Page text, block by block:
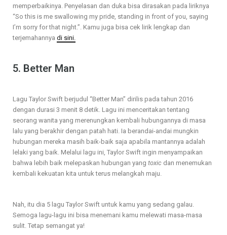
memperbaikinya. Penyelasan dan duka bisa dirasakan pada liriknya
“So this is me swallowing my pride, standing in front of you, saying
I’m sorry for that night.”. Kamu juga bisa cek lirik lengkap dan
terjemahannya di sini.
5. Better Man
Lagu Taylor Swift berjudul “Better Man” dirilis pada tahun 2016
dengan durasi 3 menit 8 detik. Lagu ini menceritakan tentang
seorang wanita yang merenungkan kembali hubungannya di masa
lalu yang berakhir dengan patah hati. Ia berandai-andai mungkin
hubungan mereka masih baik-baik saja apabila mantannya adalah
lelaki yang baik. Melalui lagu ini, Taylor Swift ingin menyampaikan
bahwa lebih baik melepaskan hubungan yang toxic dan menemukan
kembali kekuatan kita untuk terus melangkah maju.
Nah, itu dia 5 lagu Taylor Swift untuk kamu yang sedang galau.
Semoga lagu-lagu ini bisa menemani kamu melewati masa-masa
sulit. Tetap semangat ya!